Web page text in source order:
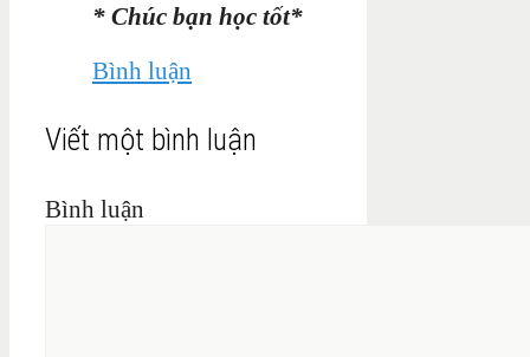
* Chúc bạn học tốt*
Bình luận
Viết một bình luận
Bình luận